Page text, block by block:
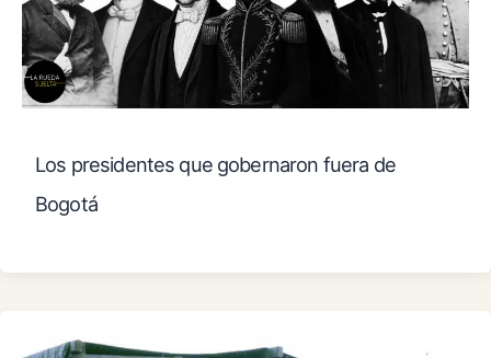
Los presidentes que gobernaron fuera de
Bogotá